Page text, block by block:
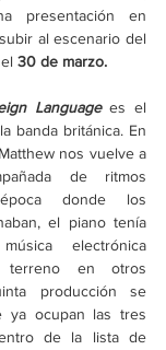
presentación en
el 30 de marzo.
Language es el
banda británica. En
nos vuelve a
de ritmos
donde los
el piano tenía
electrónica
terreno en otros
producción se
ya ocupan las tres
de la lista de